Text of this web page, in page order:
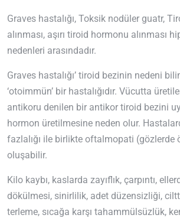
Graves hastalığı, Toksik nodüler guatr,
alınması, aşırı tiroid hormonu alınması
nedenleri arasındadır.
Graves hastalığı’ tiroid bezinin nedeni
‘otoimmün’ bir hastalığıdır. Vücutta
antikoru denilen bir antikor tiroid bezini
hormon üretilmesine neden olur.
fazlalığı ile birlikte oftalmopati (gözlerde
oluşabilir.
Kilo kaybı, kaslarda zayıflık, çarpıntı,
dökülmesi, sinirlilik, adet düzensizliği,
terleme, sıcağa karşı tahammülsüzlük,